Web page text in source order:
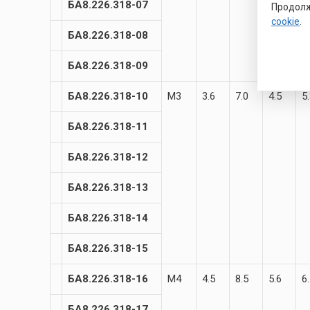
БА8.226.318-07
БА8.226.318-08
БА8.226.318-09
БА8.226.318-10 М3 3.6 7.0 4.5
БА8.226.318-11
БА8.226.318-12
БА8.226.318-13
БА8.226.318-14
БА8.226.318-15
БА8.226.318-16 М4 4.5 8.5 5.6
cookie